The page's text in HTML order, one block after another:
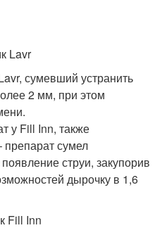
Lavr
сумевший устранить
2 мм, при этом
у Fill Inn, также
препарат сумел
струи, закупорив
дырочку в 1,6
Fill Inn